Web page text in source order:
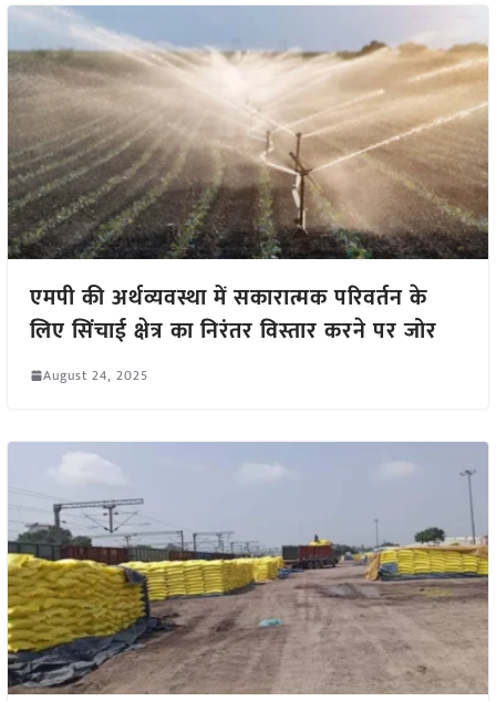
एमपी की अर्थव्यवस्था में सकारात्मक परिवर्तन के
लिए सिंचाई क्षेत्र का निरंतर विस्तार करने पर जोर
August 24, 2025